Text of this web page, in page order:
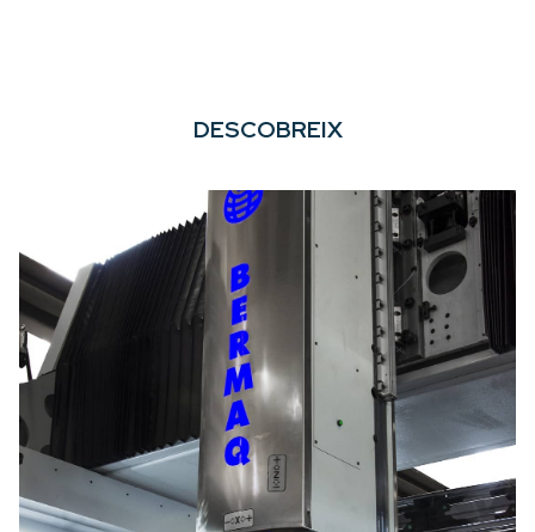
DESCOBREIX